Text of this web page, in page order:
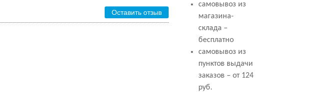
Оставить отзыв
самовывоз из
магазина-
склада –
бесплатно
самовывоз из
пунктов выдачи
заказов – от 124
руб.